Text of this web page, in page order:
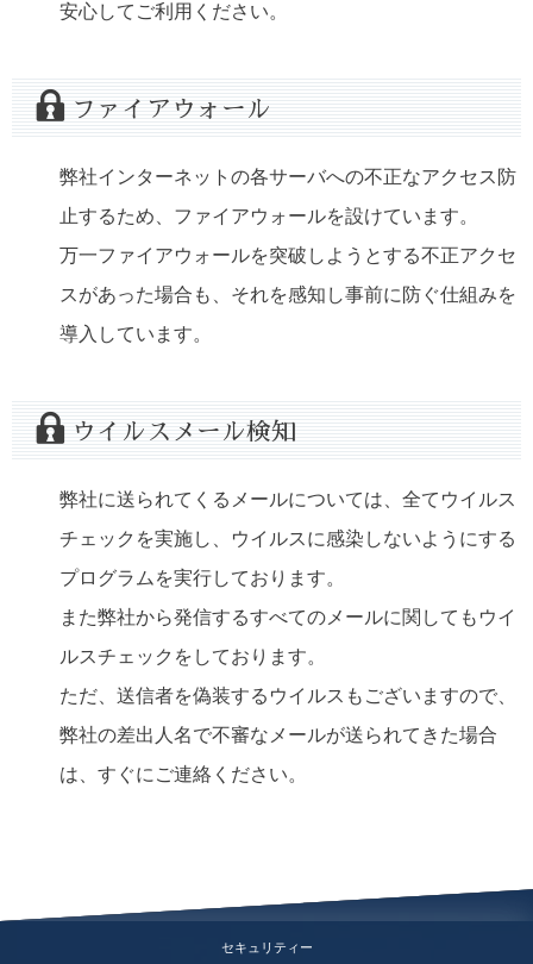
安心してご利用ください。
ファイアウォール
弊社インターネットの各サーバへの不正なアクセス防
止するため、ファイアウォールを設けています。
万一ファイアウォールを突破しようとする不正アクセ
スがあった場合も、それを感知し事前に防ぐ仕組みを
導入しています。
ウイルスメール検知
弊社に送られてくるメールについては、全てウイルス
チェックを実施し、ウイルスに感染しないようにする
プログラムを実行しております。
また弊社から発信するすべてのメールに関してもウイ
ルスチェックをしております。
ただ、送信者を偽装するウイルスもございますので、
弊社の差出人名で不審なメールが送られてきた場合
は、すぐにご連絡ください。
セキュリティー